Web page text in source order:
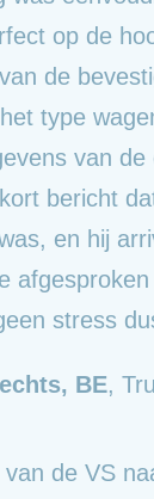
op de
de
type
van
bericht
en hij
afgesproken
stress
BE,
van de VS